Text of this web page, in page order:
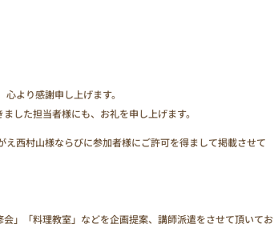
より感謝申し上げます。
した担当者様にも、お礼を申し上げます。
西村山様ならびに参加者様にご許可を得まして掲載させて
」「料理教室」などを企画提案、講師派遣をさせて頂いてお